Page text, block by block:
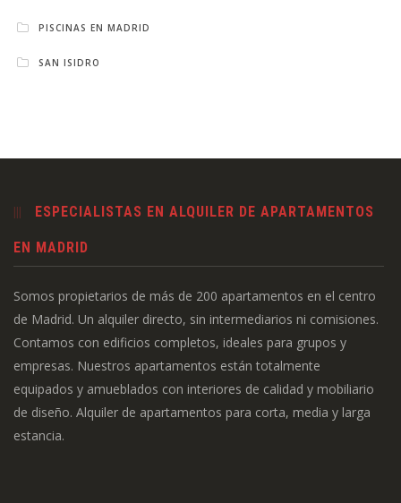
PISCINAS EN MADRID
SAN ISIDRO
ESPECIALISTAS EN ALQUILER DE APARTAMENTOS
EN MADRID
Somos propietarios de más de 200 apartamentos en el centro
de Madrid. Un alquiler directo, sin intermediarios ni comisiones.
Contamos con edificios completos, ideales para grupos y
empresas. Nuestros apartamentos están totalmente
equipados y amueblados con interiores de calidad y mobiliario
de diseño. Alquiler de apartamentos para corta, media y larga
estancia.